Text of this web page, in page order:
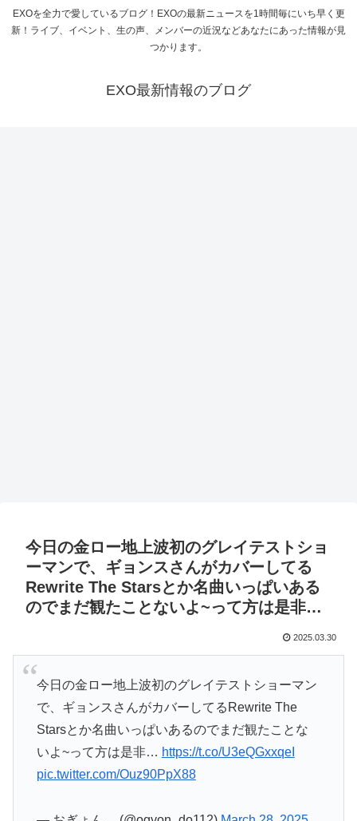
EXOを全力で愛しているブログ！EXOの最新ニュースを1時間毎にいち早く更
新！ライブ、イベント、生の声、メンバーの近況などあなたにあった情報が見
つかります。
EXO最新情報のブログ
今日の金ロー地上波初のグレイテストショ
ーマンで、ギョンスさんがカバーしてる
Rewrite The Starsとか名曲いっぱいある
のでまだ観たことないよ~って方は是非…
2025.03.30
今日の金ロー地上波初のグレイテストショーマン
で、ギョンスさんがカバーしてるRewrite The
Starsとか名曲いっぱいあるのでまだ観たことな
いよ~って方は是非… https://t.co/U3eQGxxqeI
pic.twitter.com/Ouz90PpX88